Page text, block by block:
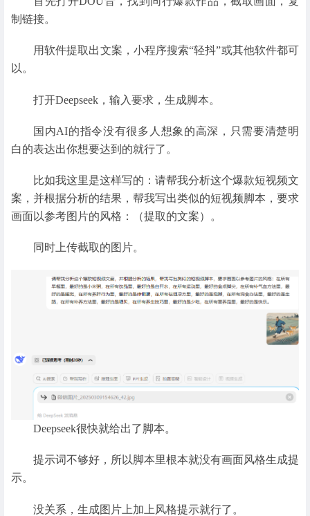
制链接。
用软件提取出文案，小程序搜索“轻抖”或其他软件都可
以。
打开Deepseek，输入要求，生成脚本。
国内AI的指令没有很多人想象的高深，只需要清楚明
白的表达出你想要达到的就行了。
比如我这里是这样写的：请帮我分析这个爆款短视频文
案，并根据分析的结果，帮我写出类似的短视频脚本，要求
画面以参考图片的风格：（提取的文案）。
同时上传截取的图片。
Deepseek很快就给出了脚本。
提示词不够好，所以脚本里根本就没有画面风格生成提
示。
没关系，生成图片上加上风格提示就行了。